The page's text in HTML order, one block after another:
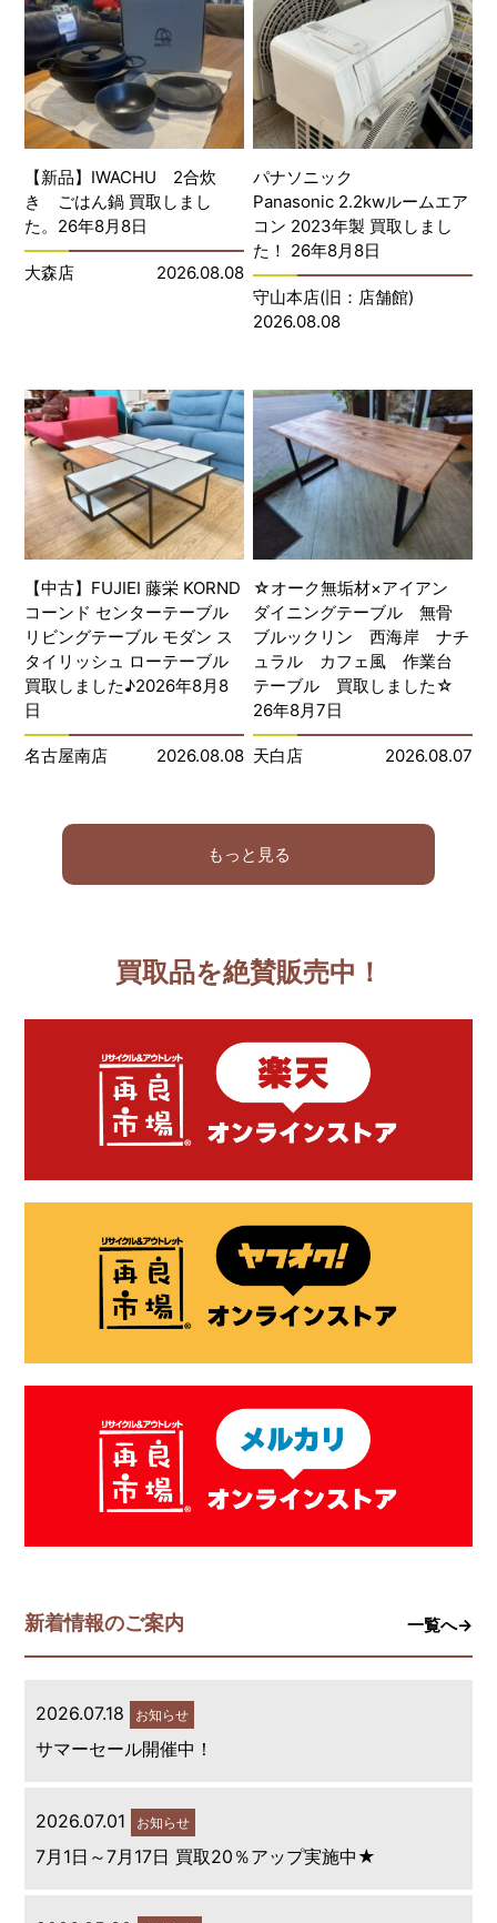
【新品】IWACHU 2合炊
き ごはん鍋 買取しまし
た。26年8月8日
大森店 2026.08.08
パナソニック
Panasonic 2.2kwルームエア
コン 2023年製 買取しまし
た！ 26年8月8日
守山本店(旧：店舗館)
2026.08.08
【中古】FUJIEI 藤栄 KORND
コーンド センターテーブル
リビングテーブル モダン ス
タイリッシュ ローテーブル
買取しました♪2026年8月8
日
名古屋南店 2026.08.08
☆オーク無垢材×アイアン
ダイニングテーブル 無骨
ブルックリン 西海岸 ナチ
ュラル カフェ風 作業台
テーブル 買取しました☆
26年8月7日
天白店 2026.08.07
もっと見る
買取品を絶賛販売中！
新着情報のご案内 一覧へ→
2026.07.18 お知らせ
サマーセール開催中！
2026.07.01 お知らせ
7月1日～7月17日 買取20％アップ実施中★